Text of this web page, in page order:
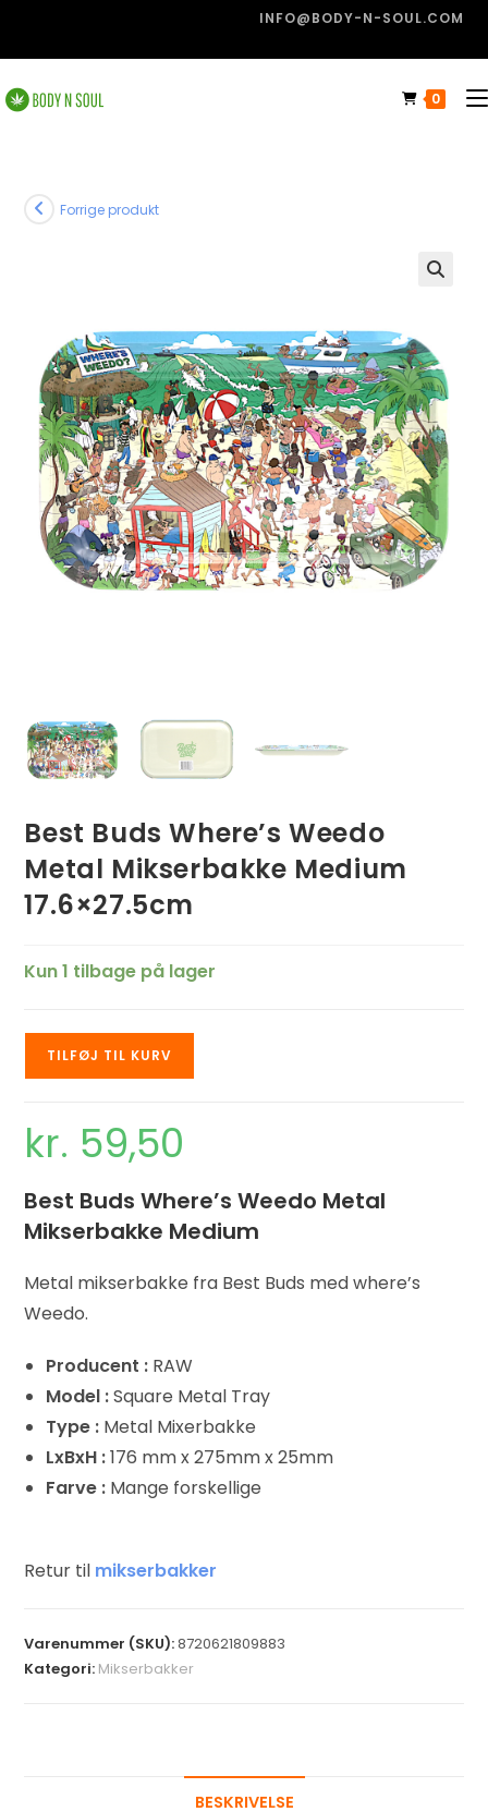
INFO@BODY-N-SOUL.COM
0
Forrige produkt
Best Buds Where’s Weedo
Metal Mikserbakke Medium
17.6×27.5cm
Kun 1 tilbage på lager
TILFØJ TIL KURV
kr. 59,50
Best Buds Where’s Weedo Metal
Mikserbakke Medium
Metal mikserbakke fra Best Buds med where’s
Weedo.
Producent : RAW
Model :Square Metal Tray
Type : Metal Mixerbakke
LxBxH :176 mm x 275mm x 25mm
Farve : Mange forskellige
Retur til mikserbakker
Varenummer (SKU):8720621809883
Kategori: Mikserbakker
BESKRIVELSE